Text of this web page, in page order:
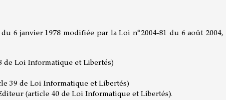
6 janvier 1978 modifiée par la Loi n°2004-81 du 6 août 2004,
de Loi Informatique et Libertés)
39 de Loi Informatique et Libertés)
(article 40 de Loi Informatique et Libertés).